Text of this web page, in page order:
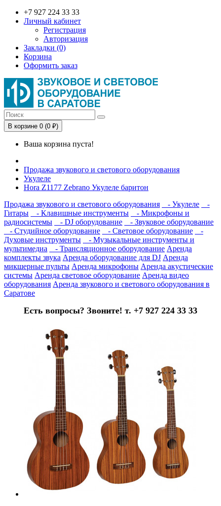
+7 927 224 33 33
Личный кабинет
Регистрация
Авторизация
Закладки (0)
Корзина
Оформить заказ
В корзине 0 (0 ₽)
Ваша корзина пуста!
Продажа звукового и светового оборудования
Укулеле
Hora Z1177 Zebrano Укулеле баритон
Продажа звукового и светового оборудования
- Укулеле
-
Гитары
- Клавишные инструменты
- Микрофоны и
радиосистемы
- DJ оборудование
- Звуковое оборудование
- Студийное оборудование
- Световое оборудование
-
Духовые инструменты
- Музыкальные инструменты и
мультимедиа
- Трансляционное оборудование Аренда
комплекты звука Аренда оборудование для DJ Аренда
микшерные пульты Аренда микрофоны Аренда акустические
системы Аренда световое оборудование Аренда видео
оборудования Аренда звукового и светового оборудования в
Саратове
Есть вопросы? Звоните! т. +7 927 224 33 33